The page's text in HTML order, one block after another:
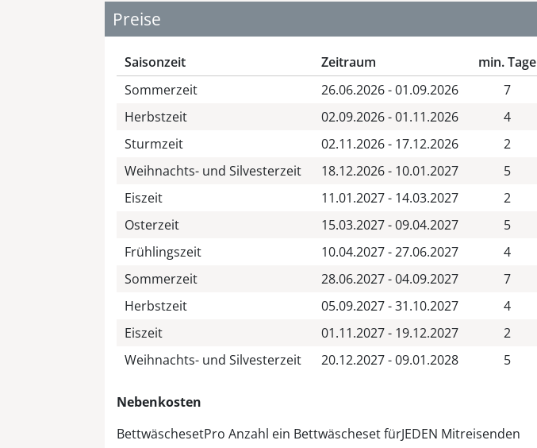
Preise
Saisonzeit Zeitraum min. Tage
Sommerzeit
26.06.2026 - 01.09.2026 7
Herbstzeit
02.09.2026 - 01.11.2026 4
Sturmzeit
02.11.2026 - 17.12.2026 2
Weihnachts- und Silvesterzeit
18.12.2026 - 10.01.2027 5
Eiszeit
11.01.2027 - 14.03.2027 2
Osterzeit
15.03.2027 - 09.04.2027 5
Frühlingszeit
10.04.2027 - 27.06.2027 4
Sommerzeit
28.06.2027 - 04.09.2027 7
Herbstzeit
05.09.2027 - 31.10.2027 4
Eiszeit
01.11.2027 - 19.12.2027 2
Weihnachts- und Silvesterzeit
20.12.2027 - 09.01.2028 5
Nebenkosten
BettwäschesetPro Anzahl ein Bettwäscheset fürJEDEN Mitreisenden